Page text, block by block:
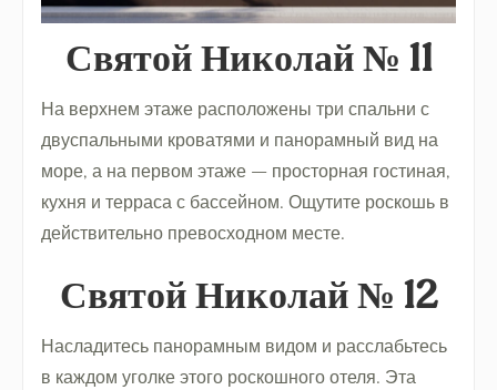
Святой Николай № 11
На верхнем этаже расположены три спальни с
двуспальными кроватями и панорамный вид на
море, а на первом этаже — просторная гостиная,
кухня и терраса с бассейном. Ощутите роскошь в
действительно превосходном месте.
Святой Николай № 12
Насладитесь панорамным видом и расслабьтесь
в каждом уголке этого роскошного отеля. Эта